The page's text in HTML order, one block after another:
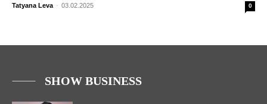
Tatyana Leva - 03.02.2025 0
SHOW BUSINESS